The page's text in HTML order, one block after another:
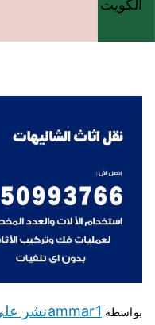
الكويت
بواسطة ammar1نشر